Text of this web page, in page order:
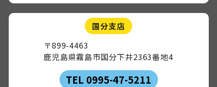
国分支店
〒899-4463
鹿児島県霧島市国分下井2363番地4
TEL 0995-47-5211